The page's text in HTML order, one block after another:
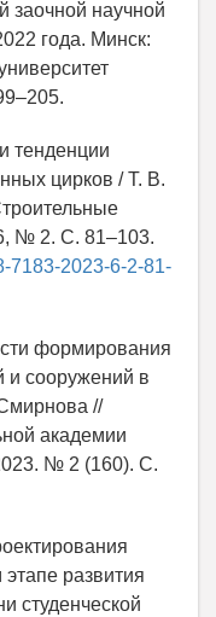
заочной научной
года. Минск:
тенденции
цирков / Т. В.
№ 2. С. 81–103.
7183-2023-6-2-81-
формирования
и сооружений в
//
академии
№ 2 (160). С.
развития
студенческой